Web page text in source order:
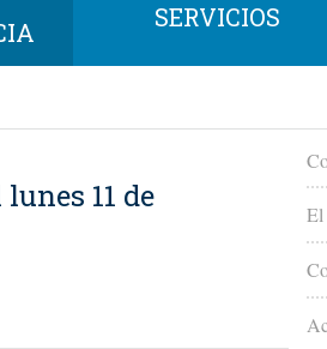
SERVICIOS
11 de
El